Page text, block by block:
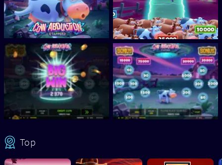
Top